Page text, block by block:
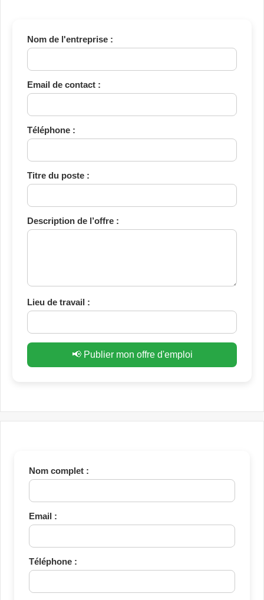
Nom de l'entreprise :
Email de contact :
Téléphone :
Titre du poste :
Description de l’offre :
Lieu de travail :
📢 Publier mon offre d'emploi
Nom complet :
Email :
Téléphone :